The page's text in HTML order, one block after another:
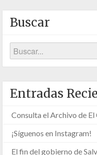
Buscar
Entradas
Consulta el Archivo de
¡Síguenos en Instagram!
El fin del gobierno de